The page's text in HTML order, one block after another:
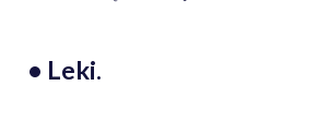
• Leki.